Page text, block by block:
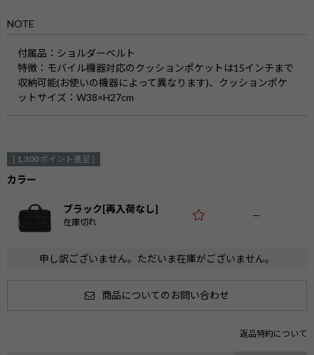
NOTE
付属品 ：ショルダーベルト
特徴 ：モバイル機器対応のクッションポケットは15インチまで
収納可能(お使いの機器によって異なります)、クッションポケ
ットサイズ：W38×H27cm
[ 1,300 ポイント進呈 ]
カラー
ブラック[再入荷なし]
在庫切れ
—
申し訳ございません。ただいま在庫がございません。
商品についてのお問い合わせ
返品特約について